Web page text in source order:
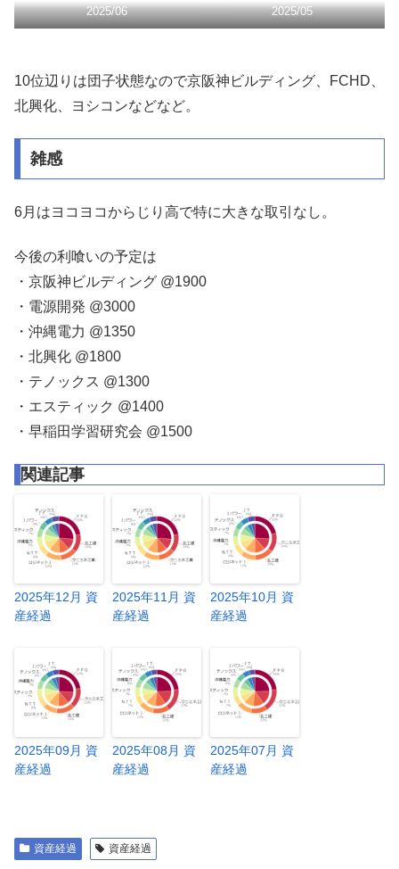
2025/06 2025/05
10位辺りは団子状態なので京阪神ビルディング、FCHD、
北興化、ヨシコンなどなど。
雑感
6月はヨコヨコからじり高で特に大きな取引なし。
今後の利喰いの予定は
・京阪神ビルディング @1900
・電源開発 @3000
・沖縄電力 @1350
・北興化 @1800
・テノックス @1300
・エスティック @1400
・早稲田学習研究会 @1500
関連記事
2025年12月 資
産経過
2025年11月 資
産経過
2025年10月 資
産経過
2025年09月 資
産経過
2025年08月 資
産経過
2025年07月 資
産経過
資産経過 資産経過